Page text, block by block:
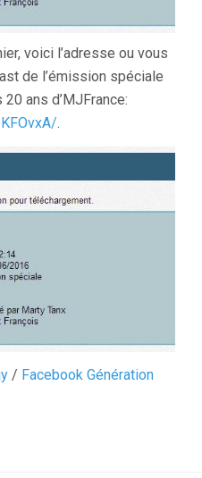
voici l’adresse ou vous
de l’émission spéciale
ans d’MJFrance:
.
/ Facebook Génération